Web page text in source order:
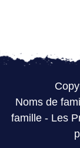
Noms de
famille- Les